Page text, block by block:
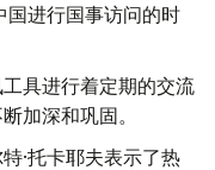
国进行国事访问的时
具进行着定期的交流
加深和巩固。
·托卡耶夫表示了热